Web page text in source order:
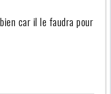
car il le faudra pour